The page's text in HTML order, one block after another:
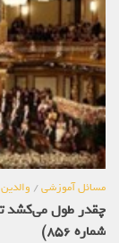
مسائل آموزشی/ والدین
چقدر طول می‌کشد
شماره 856)